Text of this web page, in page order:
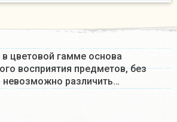
в цветовой гамме основа
восприятия предметов, без
невозможно различить…